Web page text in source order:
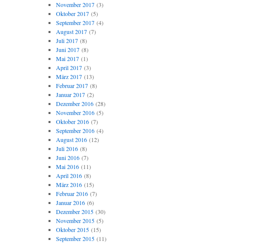
November 2017(3)
Oktober 2017(5)
September 2017(4)
August 2017(7)
Juli 2017(8)
Juni 2017(8)
Mai 2017(1)
April 2017(3)
März 2017(13)
Februar 2017(8)
Januar 2017(2)
Dezember 2016(28)
November 2016(5)
Oktober 2016(7)
September 2016(4)
August 2016(12)
Juli 2016(8)
Juni 2016(7)
Mai 2016(11)
April 2016(8)
März 2016(15)
Februar 2016(7)
Januar 2016(6)
Dezember 2015(30)
November 2015(5)
Oktober 2015(15)
September 2015(11)